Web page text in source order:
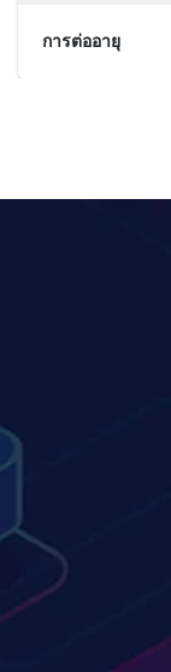
การต่ออายุ